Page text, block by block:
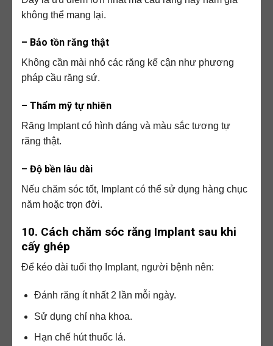
không thể mang lại.
– Bảo tồn răng thật
Không cần mài nhỏ các răng kế cận như phương
pháp cầu răng sứ.
– Thẩm mỹ tự nhiên
Răng Implant có hình dáng và màu sắc tương tự
răng thật.
– Độ bền lâu dài
Nếu chăm sóc tốt, Implant có thể sử dụng hàng chục
năm hoặc trọn đời.
10. Cách chăm sóc răng Implant sau khi
cấy ghép
Để kéo dài tuổi thọ Implant, người bệnh nên:
Đánh răng ít nhất 2 lần mỗi ngày.
Sử dụng chỉ nha khoa.
Hạn chế hút thuốc lá.